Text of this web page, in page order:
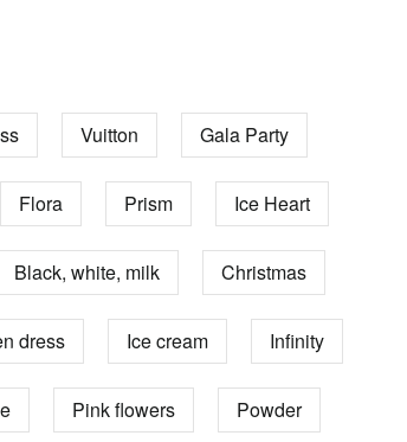
Vuitton Gala Party
Flora Prism Ice Heart
Black, white, milk Christmas
dress Ice cream Infinity
Pink flowers Powder